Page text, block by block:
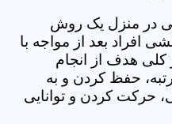
در منزل یک روش
افراد بعد از مواجه با
هدف از انجام
حفظ کردن و به
حرکت کردن و توانایی